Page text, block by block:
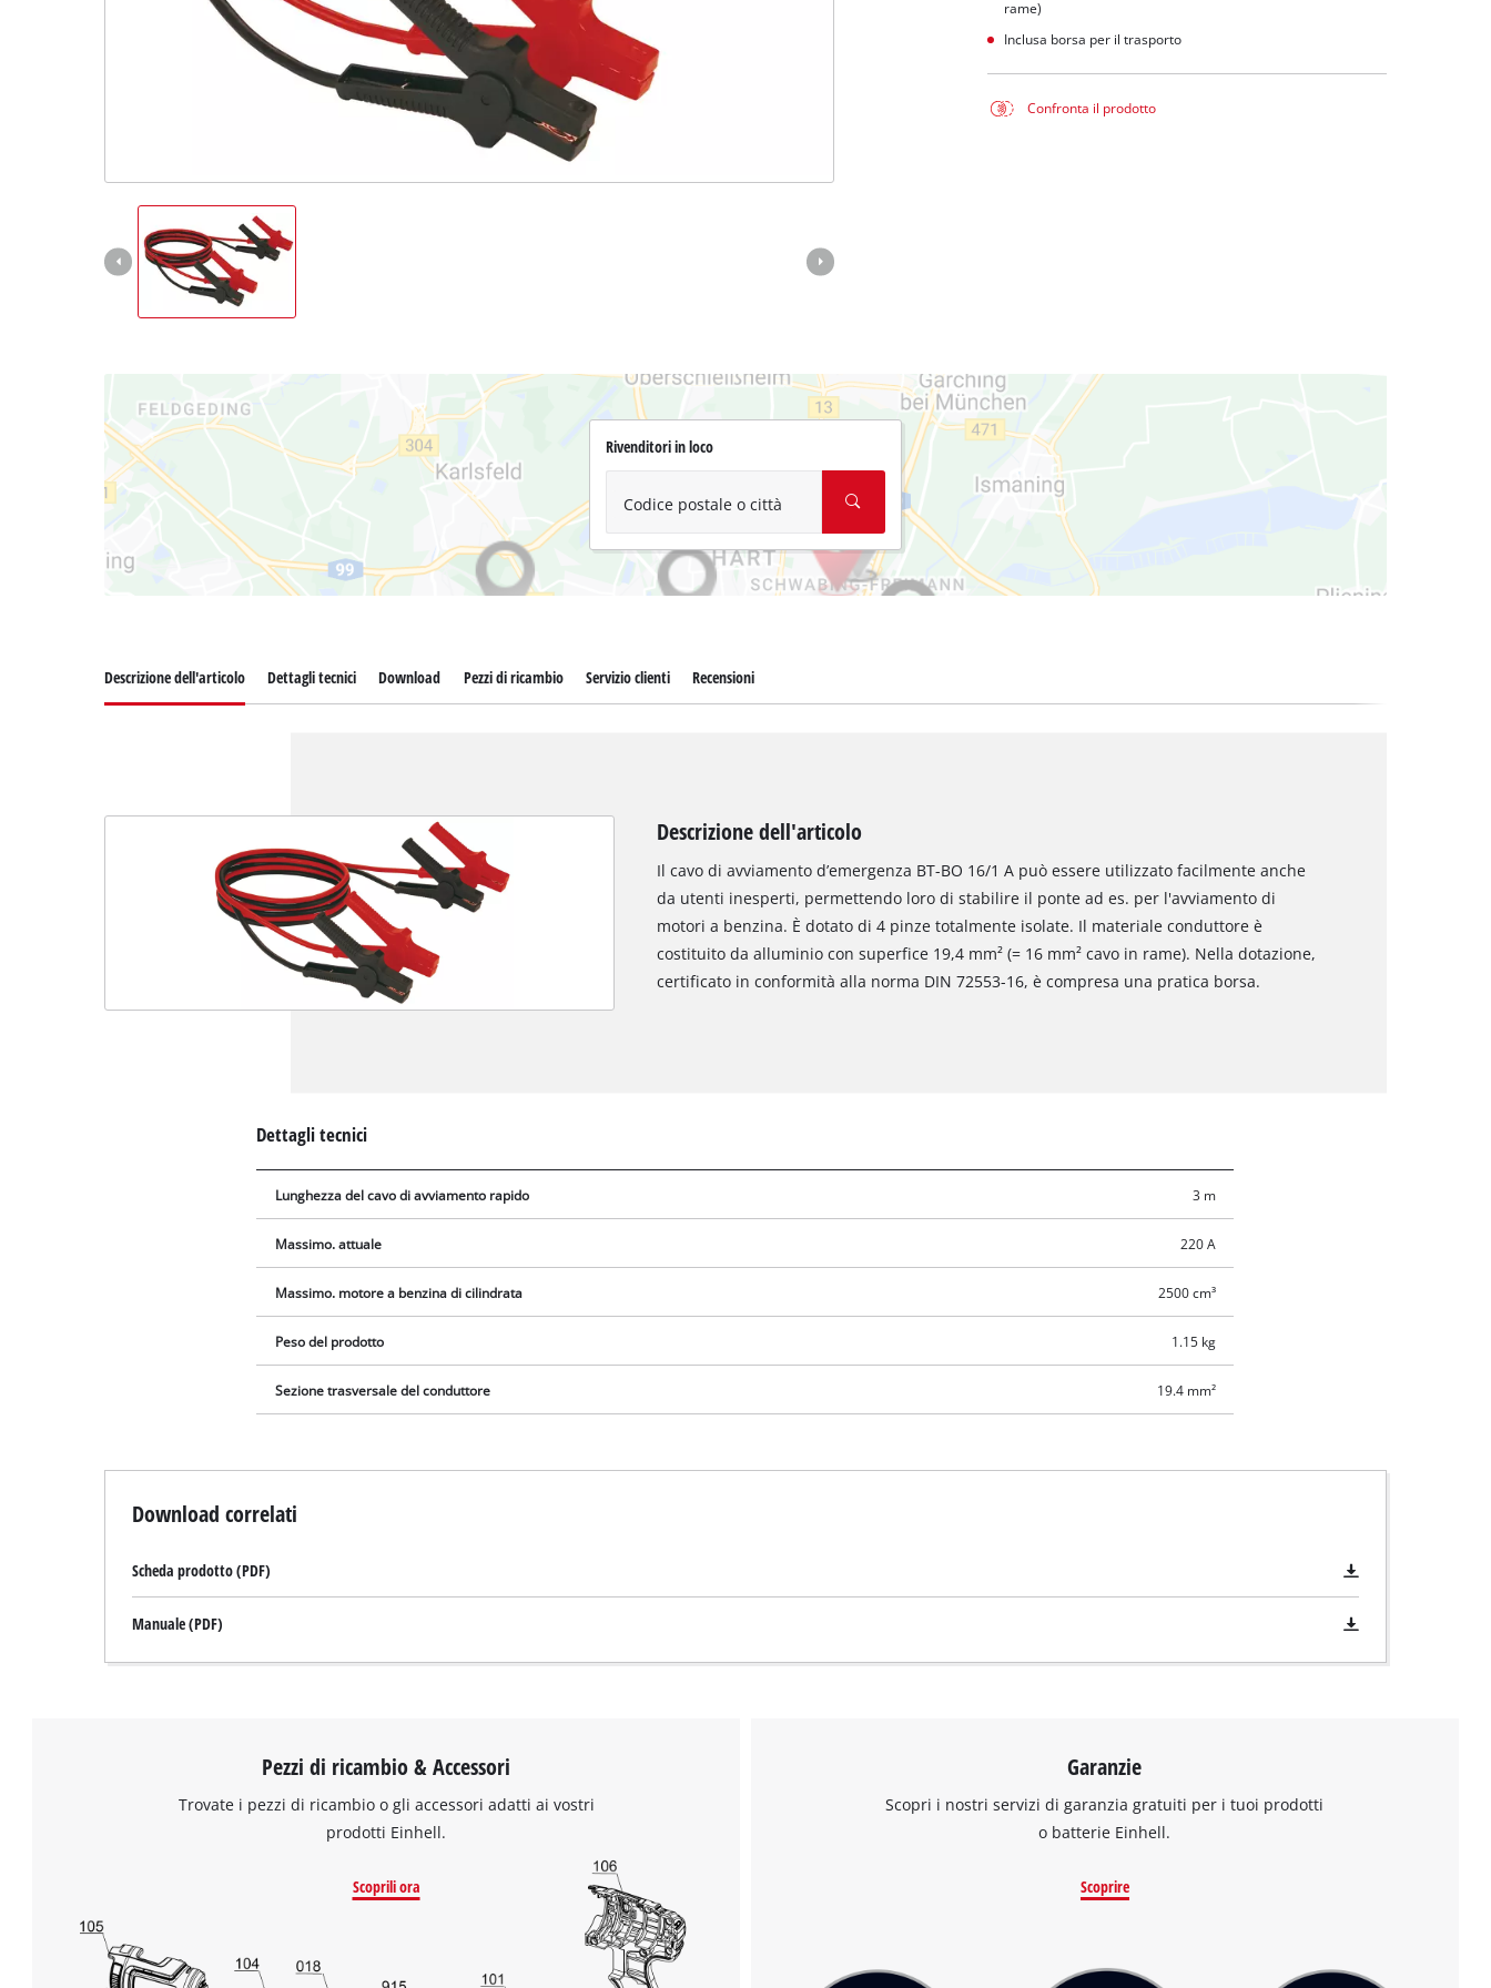
rame)
Inclusa borsa per il trasporto
Confronta il prodotto
Rivenditori in loco
Codice postale o città
visitor. The website owner needs to setup
Powered by
Management Platform
Descrizione dell'articolo Dettagli tecnici Download Pezzi di ricambio Servizio clienti Recensioni
Descrizione dell'articolo
Il cavo di avviamento d’emergenza BT-BO 16/1 A può essere utilizzato facilmente anche
da utenti inesperti, permettendo loro di stabilire il ponte ad es. per l'avviamento di
motori a benzina. È dotato di 4 pinze totalmente isolate. Il materiale conduttore è
costituito da alluminio con superfice 19,4 mm² (= 16 mm² cavo in rame). Nella dotazione,
certificato in conformità alla norma DIN 72553-16, è compresa una pratica borsa.
Dettagli tecnici
Lunghezza del cavo di avviamento rapido 3 m
Massimo. attuale 220 A
Massimo. motore a benzina di cilindrata 2500 cm³
Peso del prodotto 1.15 kg
Sezione trasversale del conduttore 19.4 mm²
Download correlati
Scheda prodotto (PDF)
Manuale (PDF)
Pezzi di ricambio & Accessori
Trovate i pezzi di ricambio o gli accessori adatti ai vostri
prodotti Einhell.
Scoprili ora
Garanzie
Scopri i nostri servizi di garanzia gratuiti per i tuoi prodotti
o batterie Einhell.
Scoprire